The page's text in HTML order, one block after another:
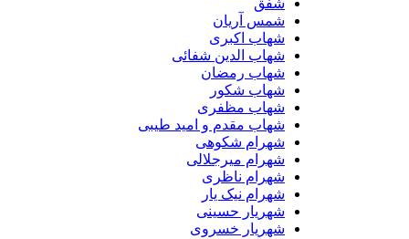
شفق
شمس آریان
شهاب اکبری
شهاب الدین شفائی
شهاب رمضان
شهاب شکور
شهاب مظفری
شهاب مقدم و امید طیبی
شهرام شکوهی
شهرام میرجلالی
شهرام ناظری
شهرام نیک یار
شهریار حسینی
شهریار خسروی